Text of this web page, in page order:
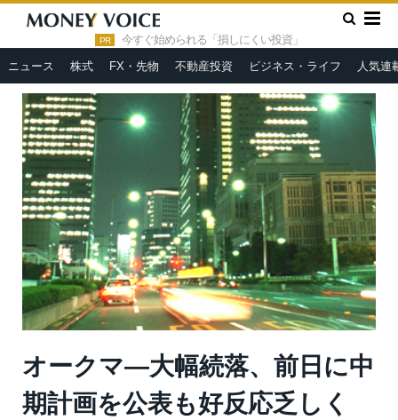
PR 今すぐ始められる「損しにくい投資」
ニュース 株式 FX・先物 不動産投資 ビジネス・ライフ 人気連
HOME » 市況ヘッドライン
オークマ—大幅続落、前日に中期
計画を公表も好反応乏しく
オークマ—大幅続落、前日に中
期計画を公表も好反応乏しく